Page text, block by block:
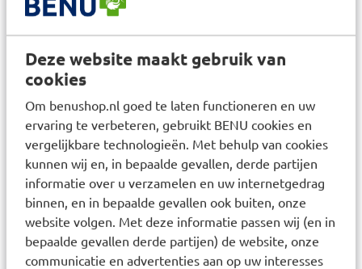
Deze website maakt gebruik van
cookies
Om benushop.nl goed te laten functioneren en uw
ervaring te verbeteren, gebruikt BENU cookies en
vergelijkbare technologieën. Met behulp van cookies
kunnen wij en, in bepaalde gevallen, derde partijen
informatie over u verzamelen en uw internetgedrag
binnen, en in bepaalde gevallen ook buiten, onze
website volgen. Met deze informatie passen wij (en in
bepaalde gevallen derde partijen) de website, onze
communicatie en advertenties aan op uw interesses
behandelen. De belangrijkste inhoud omvat:
verschillende behoeften
Antiseptische doekjes, oogdouche en pincet
Thermometer, schaar, handschoenen en ander
medisch gereedschap
Nooddeken, ijskompres en mond-op-mondkapje
Speciale pleisters en verband voor kinderen
Met de Care Plus EHBO-kit kunt u met een gerust
hart thuis kleine medische problemen snel en
effectief behandelen. Hij heeft alles wat je gezin
nodig heeft voor alledaagse eerste hulp.